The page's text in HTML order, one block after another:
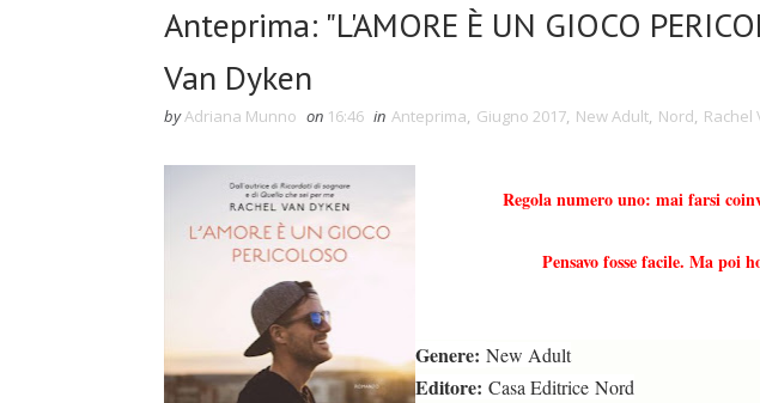
Anteprima: "L'AMORE È UN GIOCO
Van Dyken
byAdriana Munno on 16:46 in Anteprima, Giugno 2017, New Adult, Nord, Rachel
Regola numero uno: mai farsi
Pensavo fosse facile. Ma poi
Genere: New Adult
Editore: Casa Editrice Nord